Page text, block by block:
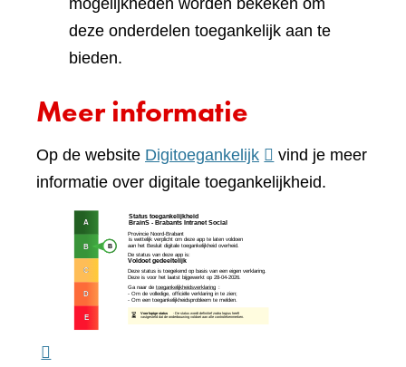
mogelijkheden worden bekeken om
deze onderdelen toegankelijk aan te
bieden.
Meer informatie
Op de website Digitoegankelijk(verwijst
naar
vind je meer
informatie over digitale toegankelijkheid.